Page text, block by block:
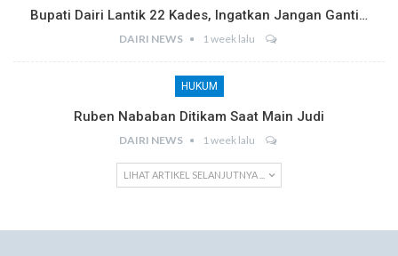
Bupati Dairi Lantik 22 Kades, Ingatkan Jangan Ganti…
DAIRI NEWS 1 week lalu
HUKUM
Ruben Nababan Ditikam Saat Main Judi
DAIRI NEWS 1 week lalu
LIHAT ARTIKEL SELANJUTNYA ...